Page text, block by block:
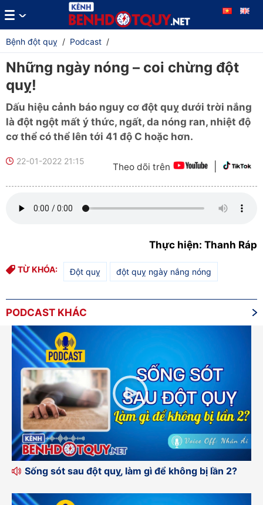
Bệnh đột quỵ / Podcast /
Những ngày nóng – coi chừng đột
quỵ!
Dấu hiệu cảnh báo nguy cơ đột quỵ dưới trời nắng
là đột ngột mất ý thức, ngất, da nóng ran, nhiệt độ
cơ thể có thể lên tới 41 độ C hoặc hơn.
22-01-2022 21:15 Theo dõi trên
Thực hiện: Thanh Ráp
TỪ KHÓA: Đột quỵ đột quỵ ngày nắng nóng
PODCAST KHÁC
Sống sót sau đột quỵ, làm gì để không bị lần 2?